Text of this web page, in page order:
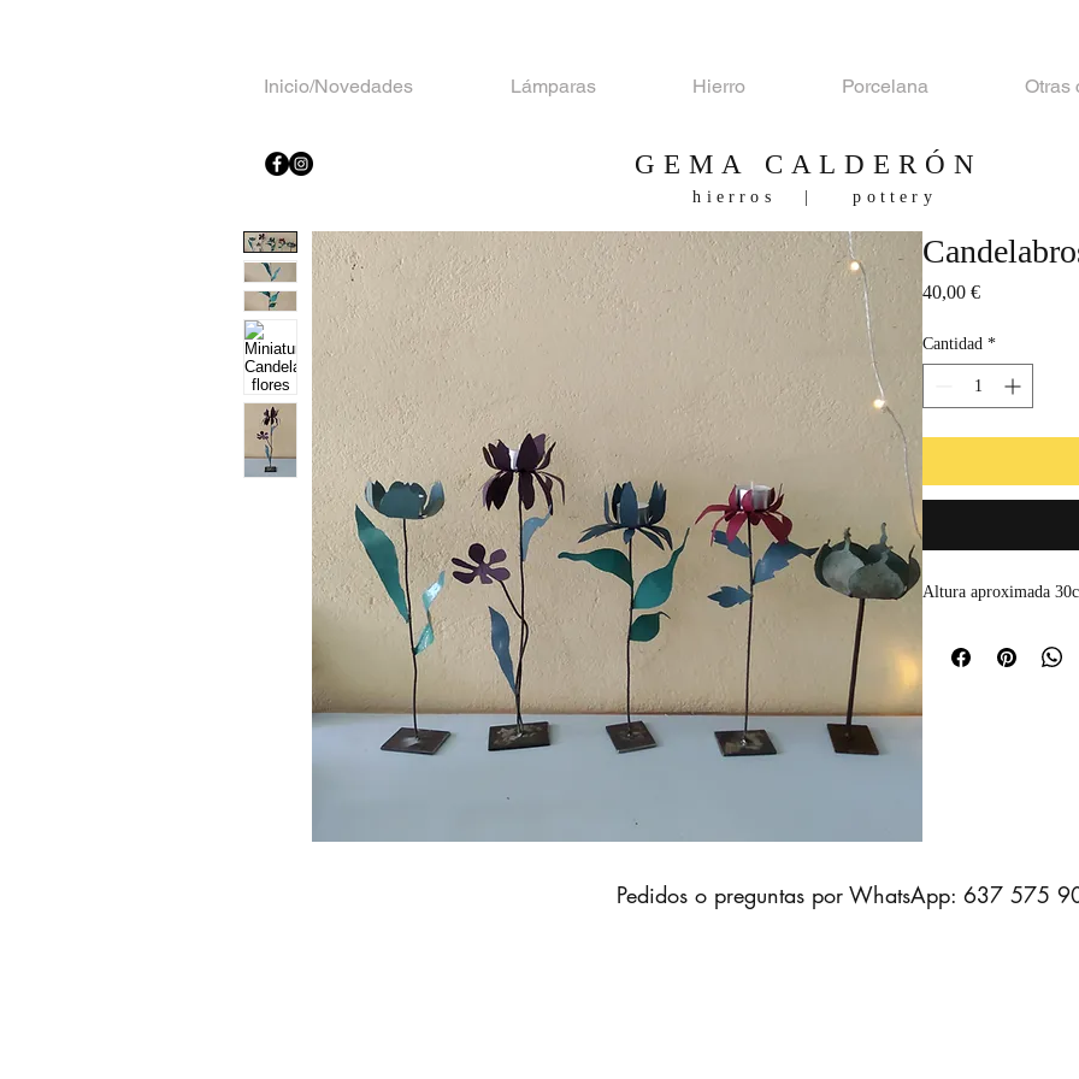
Inicio/Novedades Lámparas Hierro Porcelana Otras
GEMA CALDERÓN
hierros | pottery
40,00 €Precio
Cantidad *
Altura aproximada
​Pedidos o preguntas por WhatsApp: 637 575